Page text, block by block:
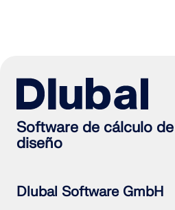
Software de cálculo
diseño
Dlubal Software GmbH